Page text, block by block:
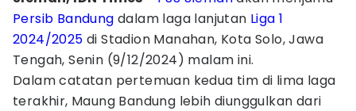
Persib Bandung dalam laga lanjutan Liga 1
2024/2025 di Stadion Manahan, Kota Solo, Jawa
Tengah, Senin (9/12/2024) malam ini.
Dalam catatan pertemuan kedua tim di lima laga
terakhir, Maung Bandung lebih diunggulkan dari